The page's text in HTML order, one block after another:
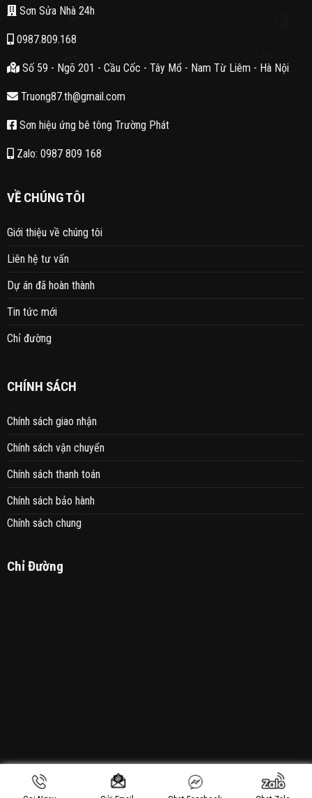
Sơn Sửa Nhà 24h
0987.809.168
Số 59 - Ngõ 201 - Cầu Cốc - Tây Mổ - Nam Từ Liêm - Hà Nội
Truong87.th@gmail.com
Sơn hiệu ứng bê tông Trường Phát
Zalo: 0987 809 168
VỀ CHÚNG TÔI
Giới thiệu về chúng tôi
Liên hệ tư vấn
Dự án đã hoàn thành
Tin tức mới
Chỉ đường
CHÍNH SÁCH
Chính sách giao nhận
Chính sách vận chuyển
Chính sách thanh toán
Chính sách bảo hành
Chính sách chung
Chỉ Đường
Copyright 2021 © Sơn Sửa Nhà 24h - Thiết Kế Bởi: MANHAN.VN